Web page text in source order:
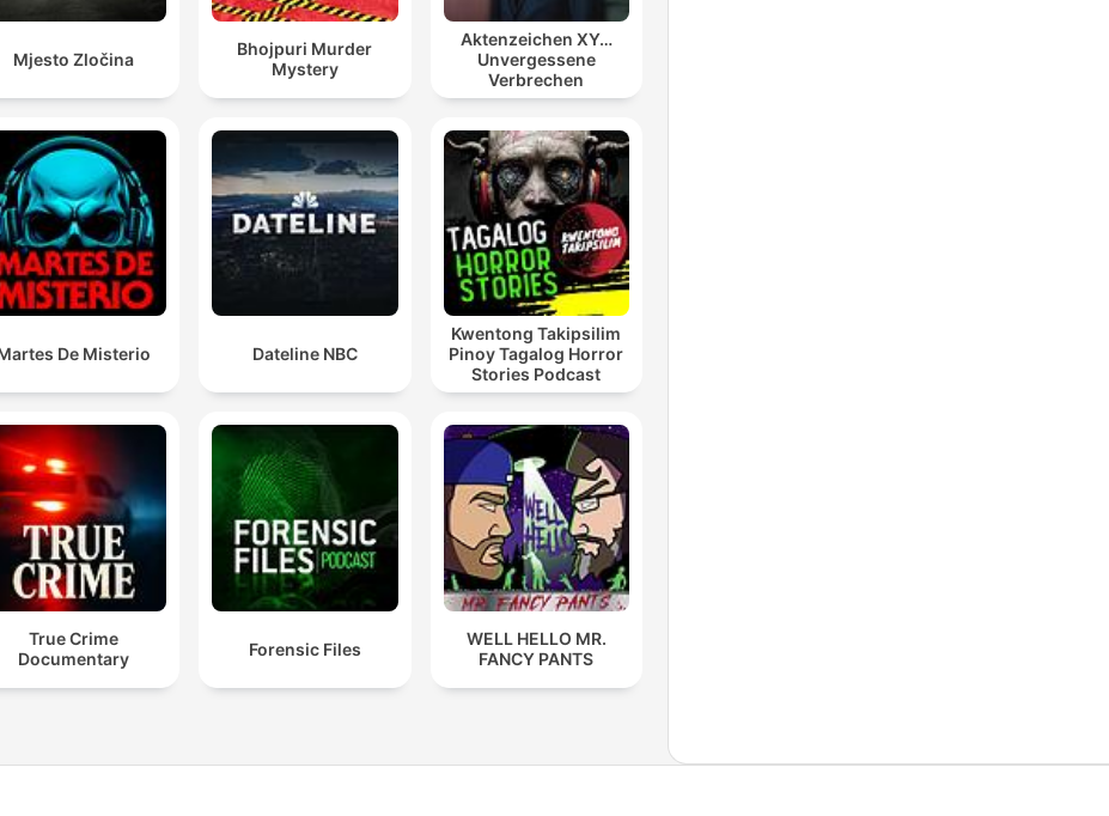
Mjesto Zločina
Bhojpuri Murder
Mystery
Aktenzeichen XY…
Unvergessene
Verbrechen
De Misterio Dateline NBC
Kwentong Takipsilim
Pinoy Tagalog Horror
Stories Podcast
True Crime
Documentary
Forensic Files
WELL HELLO MR.
FANCY PANTS